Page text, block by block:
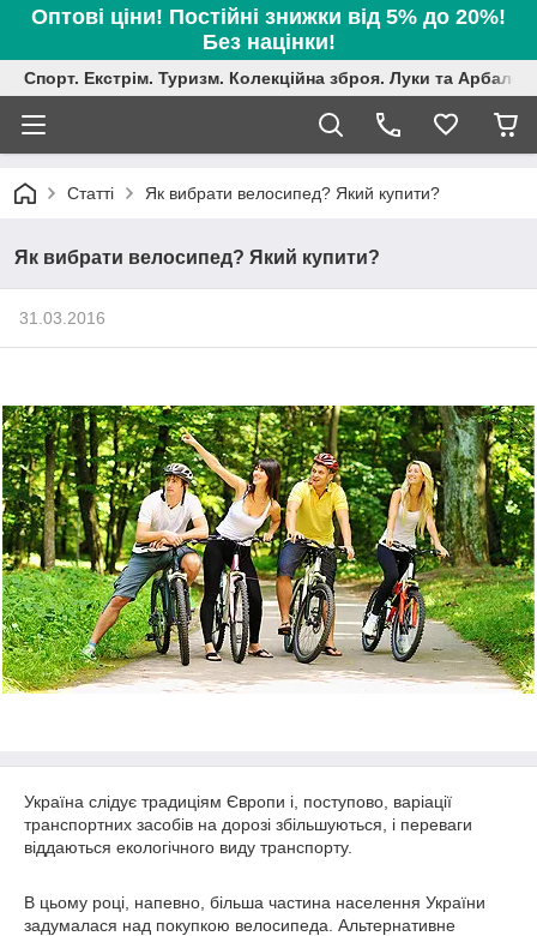
Оптові ціни! Постійні знижки від 5% до 20%!
Без націнки!
Спорт. Екстрім. Туризм. Колекційна зброя. Луки та
Статті Як вибрати велосипед? Який купити?
Як вибрати велосипед? Який купити?
31.03.2016
Україна слідує традиціям Європи і, поступово, варіації
транспортних засобів на дорозі збільшуються, і переваги
віддаються екологічного виду транспорту.
В цьому році, напевно, більша частина населення України
задумалася над покупкою велосипеда. Альтернативне